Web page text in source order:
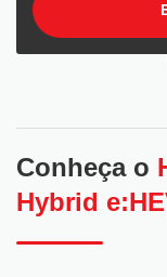
Conheça o
Hybrid